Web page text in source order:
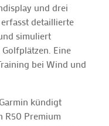
und drei
detaillierte
simuliert
Eine
bei Wind und
kündigt
R50 Premium